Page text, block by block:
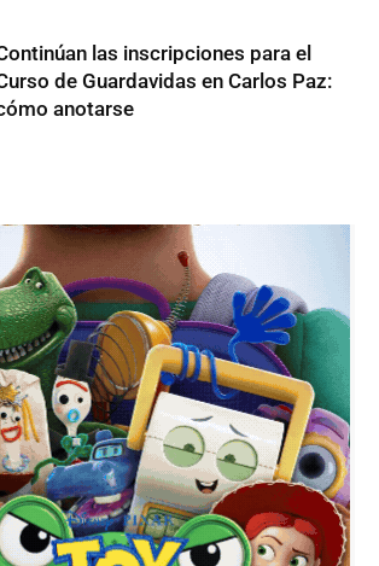
las inscripciones para el
de Guardavidas en Carlos Paz:
anotarse